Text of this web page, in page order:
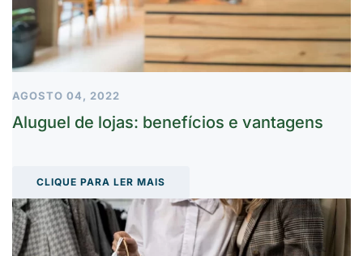
AGOSTO 04, 2022
Aluguel de lojas: benefícios e vantagens
CLIQUE PARA LER MAIS